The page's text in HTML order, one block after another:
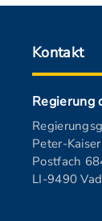
Kontakt
Regierung
Peter-
Postfach
LI-9490